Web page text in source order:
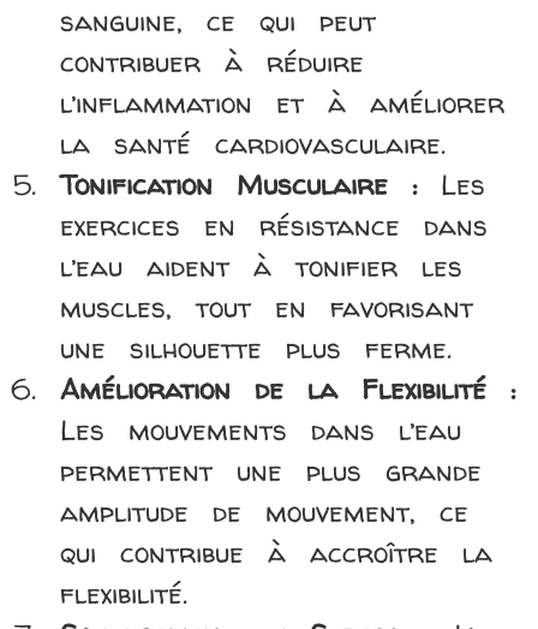
sanguine, ce qui peut
contribuer à réduire
l’inflammation et à améliorer
la santé cardiovasculaire.
Tonification Musculaire :Les
exercices en résistance dans
l’eau aident à tonifier les
muscles, tout en favorisant
une silhouette plus ferme.
Amélioration de la Flexibilité :
Les mouvements dans l’eau
permettent une plus grande
amplitude de mouvement, ce
qui contribue à accroître la
flexibilité.